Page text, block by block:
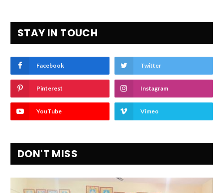
STAY IN TOUCH
Facebook Twitter
Pinterest Instagram
YouTube Vimeo
DON'T MISS